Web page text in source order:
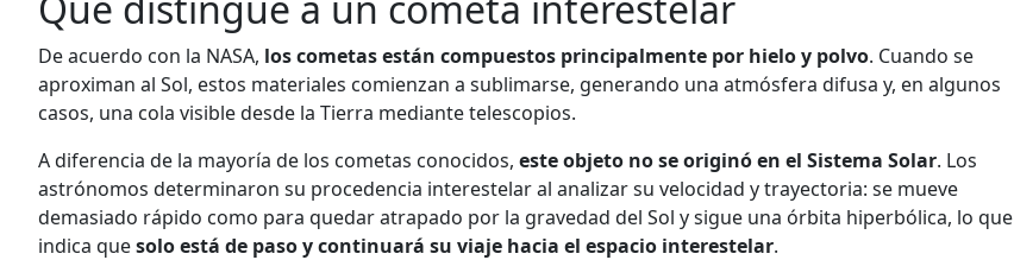
De acuerdo con la NASA, los cometas están compuestos principalmente por hielo y polvo. Cuando se
aproximan al Sol, estos materiales comienzan a sublimarse, generando una atmósfera difusa y, en algunos
casos, una cola visible desde la Tierra mediante telescopios.
A diferencia de la mayoría de los cometas conocidos, este objeto no se originó en el Sistema Solar. Los
astrónomos determinaron su procedencia interestelar al analizar su velocidad y trayectoria: se mueve
demasiado rápido como para quedar atrapado por la gravedad del Sol y sigue una órbita hiperbólica, lo que
indica quesolo está de paso y continuará su viaje hacia el espacio interestelar.